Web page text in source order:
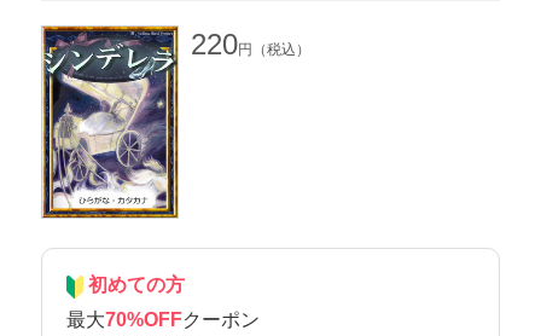
220円（税込）
初めての方
最大70%OFFクーポン